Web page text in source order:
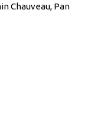
Chauveau, Pan